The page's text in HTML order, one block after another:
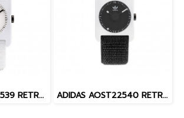
ADIDAS AOST22539 RETRO POP ONE นาฬิกาข้อมือผู้หญิง ADIDAS AOST22540 RETRO POP ONE นาฬิกาข้อมือผู้หญิง